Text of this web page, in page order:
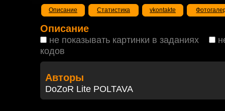
Описание Статистика vkontakte
Описание
не показывать картинки в заданиях
кодов
Авторы
DoZoR Lite POLTAVA